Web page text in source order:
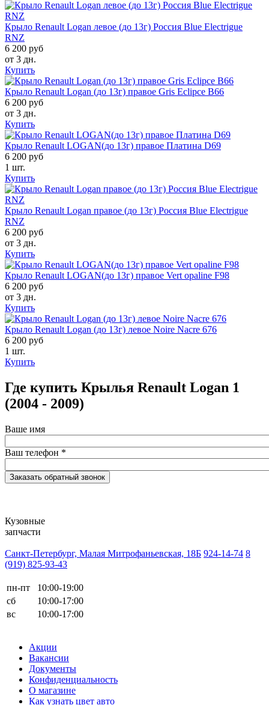
Крыло Renault Logan левое (до 13г) Россия Blue Electrigue
RNZ
6 200 руб
от 3 дн.
Купить
Крыло Renault Logan (до 13г) правое Gris Eclipce B66
6 200 руб
от 3 дн.
Купить
Крыло Renault LOGAN(до 13г) правое Платина D69
6 200 руб
1 шт.
Купить
Крыло Renault Logan правое (до 13г) Россия Blue Electrigue
RNZ
6 200 руб
от 3 дн.
Купить
Крыло Renault LOGAN(до 13г) правое Vert opaline F98
6 200 руб
от 3 дн.
Купить
Крыло Renault Logan (до 13г) левое Noire Nacre 676
6 200 руб
1 шт.
Купить
Где купить Крылья Renault Logan 1
(2004 - 2009)
Ваше имя
Ваш телефон *
Кузовные
запчасти
Санкт-Петербург, Малая Митрофаньевская, 18Б 924-14-74 8
(919) 825-93-43
пн-пт
10:00-19:00
сб
10:00-17:00
вс
10:00-17:00
Акции
Вакансии
Документы
Конфиденциальность
О магазине
Как узнать цвет авто